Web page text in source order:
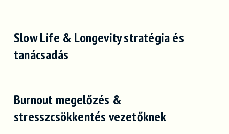
Slow Life & Longevity stratégia és
tanácsadás
Burnout megelőzés &
stresszcsökkentés vezetőknek